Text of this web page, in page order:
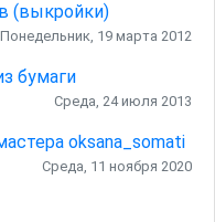
(выкройки)
Понедельник, 19 марта 2012
бумаги
Среда, 24 июля 2013
oksana_somati
Среда, 11 ноября 2020